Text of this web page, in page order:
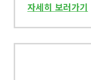
자세히 보러가기